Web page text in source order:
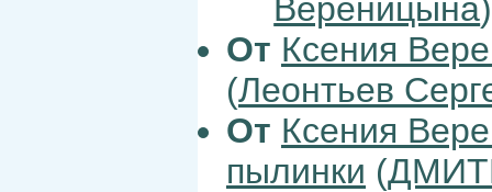
Вереницына
От Ксения
(Леонтьев
От Ксения
пылинки (